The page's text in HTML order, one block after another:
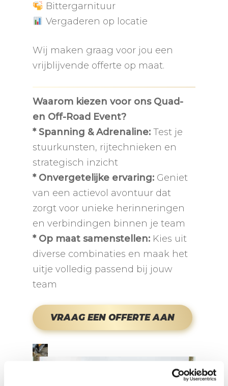
Bittergarnituur
Vergaderen op locatie
Wij maken graag voor jou een
vrijblijvende offerte op maat.
Waarom kiezen voor ons Quad-
en Off-Road Event?
* Spanning & Adrenaline: Test je
stuurkunsten, rijtechnieken en
strategisch inzicht
* Onvergetelijke ervaring: Geniet
van een actievol avontuur dat
zorgt voor unieke herinneringen
en verbindingen binnen je team
* Op maat samenstellen: Kies uit
diverse combinaties en maak het
uitje volledig passend bij jouw
team
VRAAG EEN OFFERTE AAN